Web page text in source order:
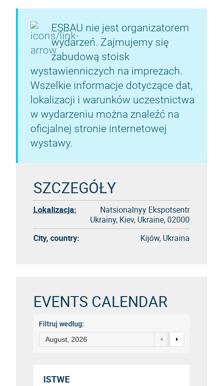
ESBAU nie jest organizatorem
wydarzeń. Zajmujemy się
zabudową stoisk
wystawienniczych na imprezach.
Wszelkie informacje dotyczące dat,
lokalizacji i warunków uczestnictwa
w wydarzeniu można znaleźć na
oficjalnej stronie internetowej
wystawy.
SZCZEGÓŁY
Lokalizacja:
Natsionalnyy Ekspotsentr
Ukrainy, Kiev, Ukraine, 02000
City, country:
Kijów, Ukraina
EVENTS CALENDAR
Filtruj według:
August, 2026
ISTWE